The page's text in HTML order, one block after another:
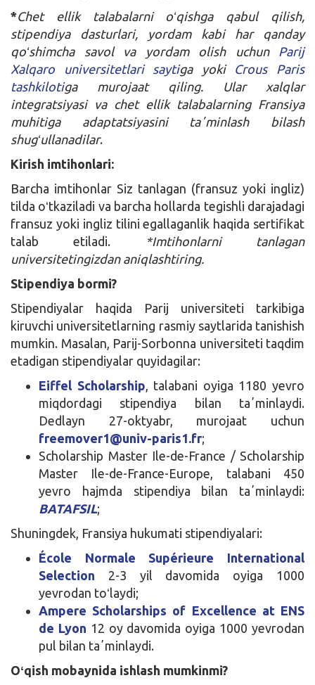
*Chet ellik talabalarni oʻqishga qabul qilish,
stipendiya dasturlari, yordam kabi har qanday
qoʻshimcha savol va yordam olish uchun Parij
Xalqaro universitetlari saytiga yoki Crous Paris
tashkilotiga murojaat qiling. Ular xalqlar
integratsiyasi va chet ellik talabalarning Fransiya
muhitiga adaptatsiyasini taʼminlash bilash
shugʻullanadilar.
Kirish imtihonlari:
Barcha imtihonlar Siz tanlagan (fransuz yoki ingliz)
tilda oʻtkaziladi va barcha hollarda tegishli darajadagi
fransuz yoki ingliz tilini egallaganlik haqida sertifikat
talab etiladi.
*Imtihonlarni tanlagan
universitetingizdan aniqlashtiring.
Stipendiya bormi?
Stipendiyalar haqida Parij universiteti tarkibiga
kiruvchi universitetlarning rasmiy saytlarida tanishish
mumkin. Masalan, Parij-Sorbonna universiteti taqdim
etadigan stipendiyalar quyidagilar:
Eiffel Scholarship , talabani oyiga 1180 yevro
miqdordagi stipendiya bilan taʼminlaydi.
Dedlayn 27-oktyabr, murojaat uchun
freemover1@univ-paris1.fr;
Scholarship Master Ile-de-France / Scholarship
Master Ile-de-France-Europe, talabani 450
yevro hajmda stipendiya bilan taʼminlaydi:
BATAFSIL;
Shuningdek, Fransiya hukumati stipendiyalari:
École Normale Supérieure International
Selection 2-3 yil davomida oyiga 1000
yevrodan toʻlaydi;
Ampere Scholarships of Excellence at ENS
de Lyon 12 oy davomida oyiga 1000 yevrodan
pul bilan taʼminlaydi.
Oʻqish mobaynida ishlash mumkinmi?